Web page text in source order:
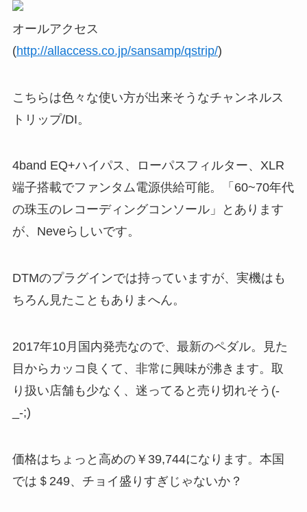
オールアクセス
(http://allaccess.co.jp/sansamp/qstrip/)
こちらは色々な使い方が出来そうなチャンネルス
トリップ/DI。
4band EQ+ハイパス、ローパスフィルター、XLR
端子搭載でファンタム電源供給可能。「60~70年代
の珠玉のレコーディングコンソール」とあります
が、Neveらしいです。
DTMのプラグインでは持っていますが、実機はも
ちろん見たこともありまへん。
2017年10月国内発売なので、最新のペダル。見た
目からカッコ良くて、非常に興味が沸きます。取
り扱い店舗も少なく、迷ってると売り切れそう(-
_-;)
価格はちょっと高めの￥39,744になります。本国
では＄249、チョイ盛りすぎじゃないか？